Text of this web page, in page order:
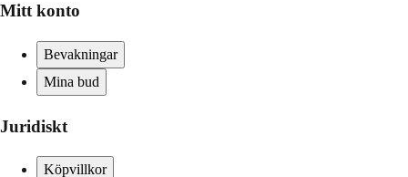
Mitt konto
Bevakningar
Mina bud
Juridiskt
Köpvillkor